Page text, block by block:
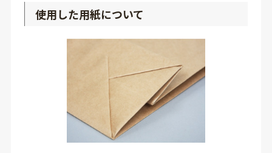
使用した用紙について